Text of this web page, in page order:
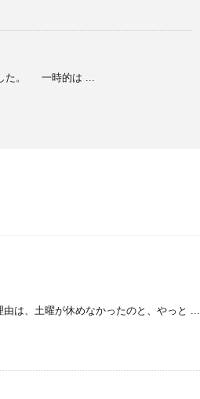
した。 一時的は ...
は、土曜が休めなかったのと、やっと ...